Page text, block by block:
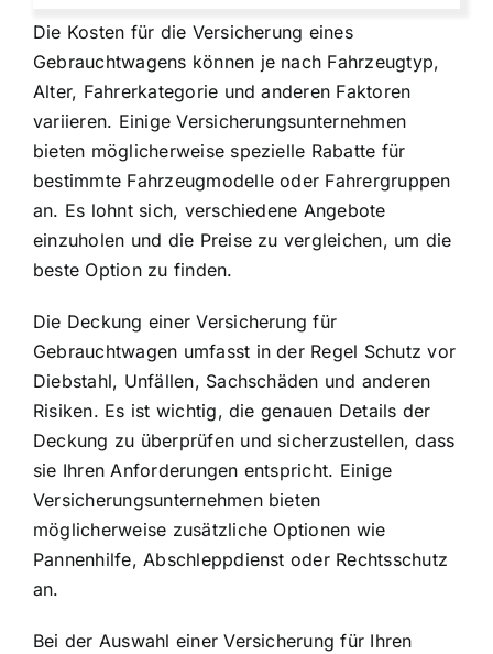
Die Kosten für die Versicherung eines
Gebrauchtwagens können je nach Fahrzeugtyp,
Alter, Fahrerkategorie und anderen Faktoren
variieren. Einige Versicherungsunternehmen
bieten möglicherweise spezielle Rabatte für
bestimmte Fahrzeugmodelle oder Fahrergruppen
an. Es lohnt sich, verschiedene Angebote
einzuholen und die Preise zu vergleichen, um die
beste Option zu finden.
Die Deckung einer Versicherung für
Gebrauchtwagen umfasst in der Regel Schutz vor
Diebstahl, Unfällen, Sachschäden und anderen
Risiken. Es ist wichtig, die genauen Details der
Deckung zu überprüfen und sicherzustellen, dass
sie Ihren Anforderungen entspricht. Einige
Versicherungsunternehmen bieten
möglicherweise zusätzliche Optionen wie
Pannenhilfe, Abschleppdienst oder Rechtsschutz
an.
Bei der Auswahl einer Versicherung für Ihren